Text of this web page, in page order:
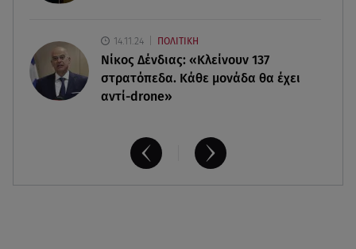
14.11.24 ΠΟΛΙΤΙΚΗ
Νίκος Δένδιας: «Κλείνουν 137
στρατόπεδα. Kάθε μονάδα θα έχει
αντί-drone»